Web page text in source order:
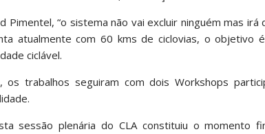
Pimentel, “o sistema não vai excluir ninguém mas
atualmente com 60 kms de ciclovias, o
ciclável.
os trabalhos seguiram com dois Workshops
sessão plenária do CLA constituiu o momento